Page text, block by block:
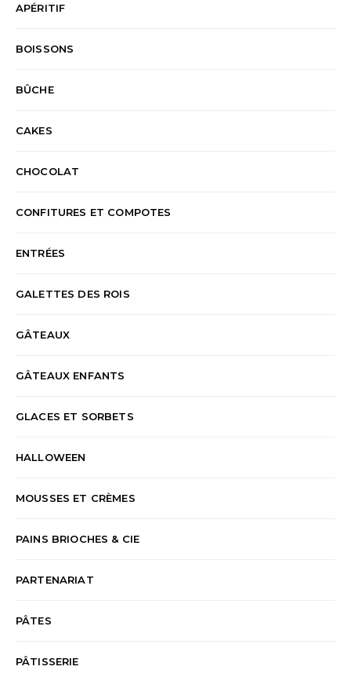
APÉRITIF
BOISSONS
BÛCHE
CAKES
CHOCOLAT
CONFITURES ET COMPOTES
ENTRÉES
GALETTES DES ROIS
GÂTEAUX
GÂTEAUX ENFANTS
GLACES ET SORBETS
HALLOWEEN
MOUSSES ET CRÈMES
PAINS BRIOCHES & CIE
PARTENARIAT
PÂTES
PÂTISSERIE